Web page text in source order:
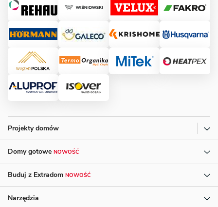
Projekty domów
Domy gotowe NOWOŚĆ
Buduj z Extradom NOWOŚĆ
Narzędzia